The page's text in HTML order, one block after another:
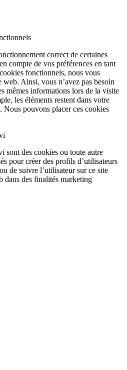
correct de certaines
compte de vos préférences en tant
fonctionnels, nous vous
Ainsi, vous n’avez pas besoin
mêmes informations lors de la visite
les éléments restent dans votre
Nous pouvons placer ces cookies
sont des cookies ou toute autre
pour créer des profils d’utilisateurs
de suivre l’utilisateur sur ce site
dans des finalités marketing